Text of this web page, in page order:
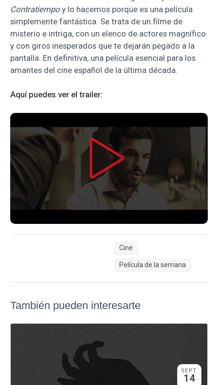
Contratiempo y lo hacemos porque es una película
simplemente fantástica. Se trata de un filme de
misterio e intriga, con un elenco de actores magnífico
y con giros inesperados que te dejarán pegado a la
pantalla. En definitiva, una película esencial para los
amantes del cine español de la última década.
Aquí puedes ver el trailer:
Cine
Película de la semana
También pueden interesarte
SEPT
14